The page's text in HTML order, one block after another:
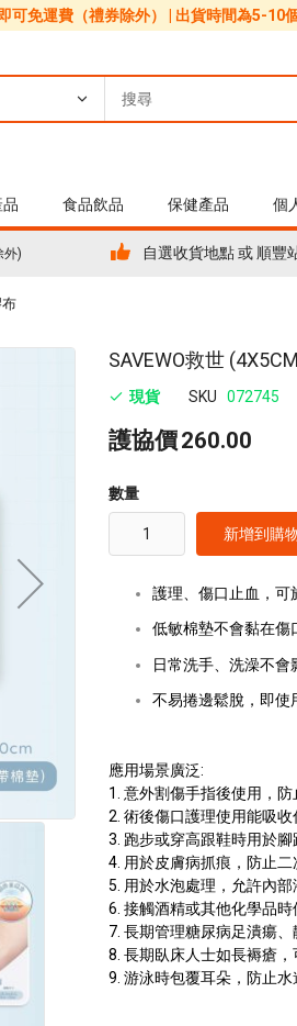
可免運費（禮券除外） | 出貨時間為5-10
食品飲品 保健產品 個
外) 自選收貨地點 或 順豐
SAVEWO救世
現貨 SKU 072745
護協價260.00
數量
新增到購
護理、傷口止血，可
低敏棉墊不會黏在傷
日常洗手、洗澡不會
不易捲邊鬆脫，即使
應用場景廣泛:
1. 意外割傷手指後使用，
2. 術後傷口護理使用能吸
3. 跑步或穿高跟鞋時用於
4. 用於皮膚病抓痕，防止二
5. 用於水泡處理，允許內
6. 接觸酒精或其他化學品
7. 長期管理糖尿病足潰瘍
8. 長期臥床人士如長褥瘡
9. 游泳時包覆耳朵，防止水
beginning
images
gallery